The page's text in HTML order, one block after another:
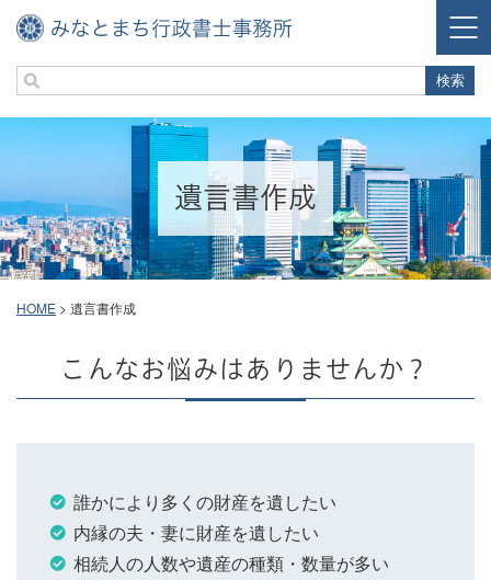
遺言書作成
HOME > 遺言書作成
こんなお悩みはありませんか？
誰かにより多くの財産を遺したい
内縁の夫・妻に財産を遺したい
相続人の人数や遺産の種類・数量が多い